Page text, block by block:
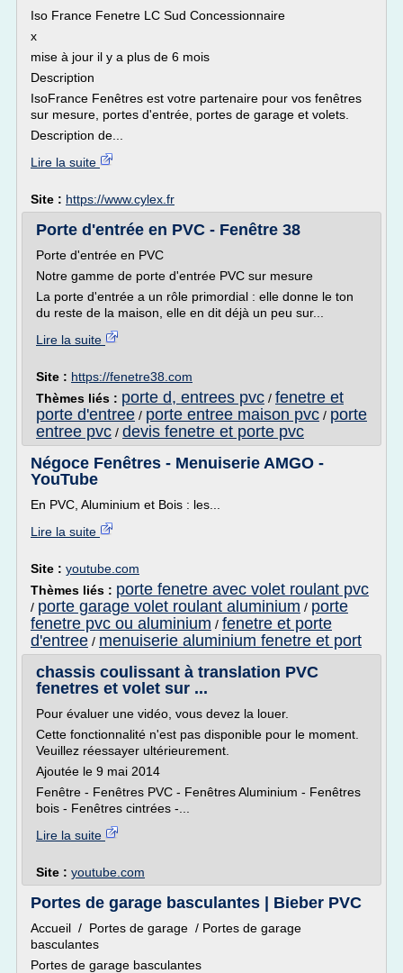
Iso France Fenetre LC Sud Concessionnaire
x
mise à jour il y a plus de 6 mois
Description
IsoFrance Fenêtres est votre partenaire pour vos fenêtres
sur mesure, portes d'entrée, portes de garage et volets.
Description de...
Lire la suite
Site : https://www.cylex.fr
Porte d'entrée en PVC - Fenêtre 38
Porte d'entrée en PVC
Notre gamme de porte d'entrée PVC sur mesure
La porte d'entrée a un rôle primordial : elle donne le ton
du reste de la maison, elle en dit déjà un peu sur...
Lire la suite
Site : https://fenetre38.com
Thèmes liés : porte d, entrees pvc / fenetre et
porte d'entree / porte entree maison pvc / porte
entree pvc / devis fenetre et porte pvc
Négoce Fenêtres - Menuiserie AMGO -
YouTube
En PVC, Aluminium et Bois : les...
Lire la suite
Site : youtube.com
Thèmes liés : porte fenetre avec volet roulant pvc
/ porte garage volet roulant aluminium / porte
fenetre pvc ou aluminium / fenetre et porte
d'entree / menuiserie aluminium fenetre et port
chassis coulissant à translation PVC
fenetres et volet sur ...
Pour évaluer une vidéo, vous devez la louer.
Cette fonctionnalité n'est pas disponible pour le moment.
Veuillez réessayer ultérieurement.
Ajoutée le 9 mai 2014
Fenêtre - Fenêtres PVC - Fenêtres Aluminium - Fenêtres
bois - Fenêtres cintrées -...
Lire la suite
Site : youtube.com
Portes de garage basculantes | Bieber PVC
Accueil / Portes de garage / Portes de garage
basculantes
Portes de garage basculantes